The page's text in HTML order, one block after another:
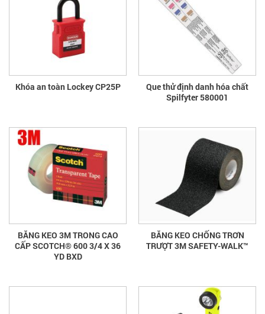
Khóa an toàn Lockey CP25P
Que thử định danh hóa chất
Spilfyter 580001
BĂNG KEO 3M TRONG CAO
CẤP SCOTCH® 600 3/4 X 36
YD BXD
BĂNG KEO CHỐNG TRƠN
TRƯỢT 3M SAFETY-WALK™